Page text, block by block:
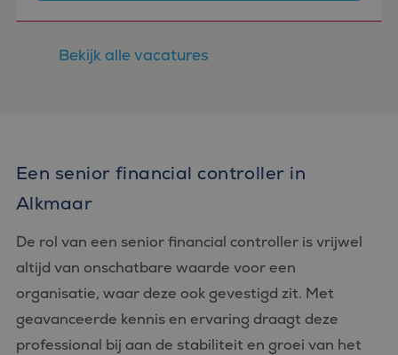
Bekijk alle vacatures
Een senior financial controller in
Alkmaar
De rol van een senior financial controller is vrijwel
altijd van onschatbare waarde voor een
organisatie, waar deze ook gevestigd zit. Met
geavanceerde kennis en ervaring draagt deze
professional bij aan de stabiliteit en groei van het